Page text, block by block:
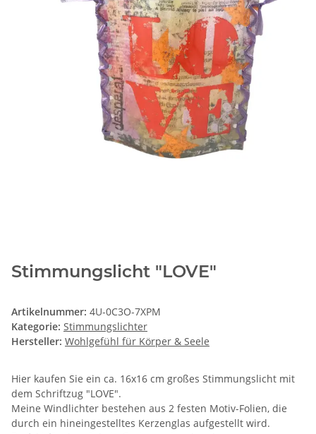
Stimmungslicht "LOVE"
Artikelnummer: 4U-0C3O-7XPM
Kategorie: Stimmungslichter
Hersteller: Wohlgefühl für Körper & Seele
Hier kaufen Sie ein ca. 16x16 cm großes Stimmungslicht mit
dem Schriftzug "LOVE".
Meine Windlichter bestehen aus 2 festen Motiv-Folien, die
durch ein hineingestelltes Kerzenglas aufgestellt wird.